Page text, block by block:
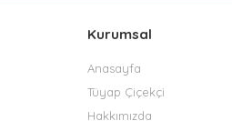
Kurumsal
Anasayfa
Tüyap Çiçekçi
Hakkımızda